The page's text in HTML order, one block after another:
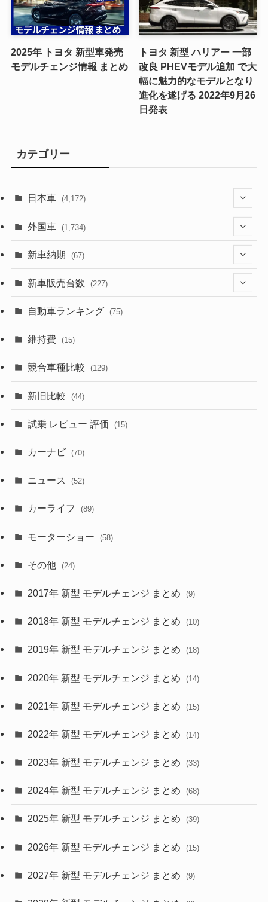
2025年 トヨタ 新型車発売
モデルチェンジ情報 まとめ
トヨタ 新型 ハリアー 一部
改良 PHEVモデル追加 で大
幅に魅力的なモデルとなり
進化を遂げる 2022年9月26
日発表
カテゴリー
日本車 (4,172)
(1,321)
(329)
(357)
(328)
(253)
外国車 (1,734)
(242)
(85)
(84)
(50)
(43)
(6)
(9)
(30)
(27)
(58)
(28)
(27)
(26)
(10)
(35)
(10)
(9)
(22)
(4)
(9)
(4)
(1)
新車納期 (67)
(28)
(8)
(3)
(3)
新車販売台数 (227)
(21)
(5)
(7)
自動車ランキング (75)
維持費 (15)
競合車種比較 (129)
新旧比較 (44)
試乗 レビュー 評価 (15)
カーナビ (70)
ニュース (52)
カーライフ (89)
モーターショー (58)
その他 (24)
2017年 新型 モデルチェンジ まとめ (9)
2018年 新型 モデルチェンジ まとめ (10)
2019年 新型 モデルチェンジ まとめ (18)
2020年 新型 モデルチェンジ まとめ (14)
2021年 新型 モデルチェンジ まとめ (15)
2022年 新型 モデルチェンジ まとめ (14)
2023年 新型 モデルチェンジ まとめ (33)
2024年 新型 モデルチェンジ まとめ (68)
2025年 新型 モデルチェンジ まとめ (39)
2026年 新型 モデルチェンジ まとめ (15)
2027年 新型 モデルチェンジ まとめ (9)